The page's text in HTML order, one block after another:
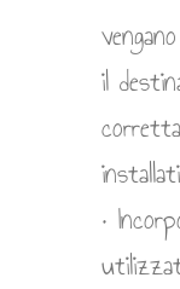
il
•